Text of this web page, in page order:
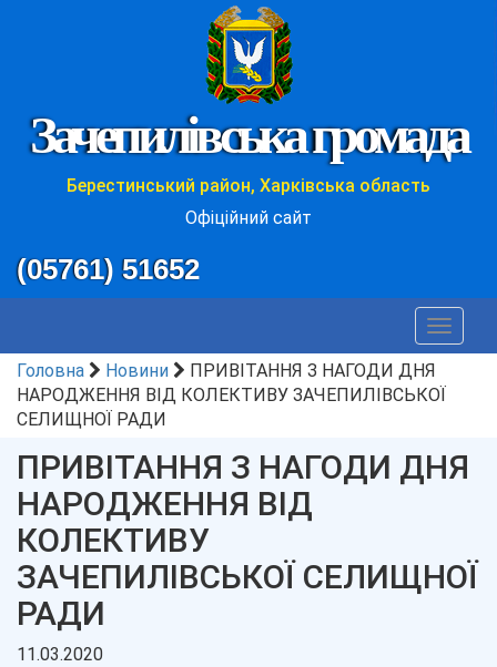
Зачепилівська громада
Берестинський район, Харківська область
Офіційний сайт
(05761) 51652
Toggle
Головна
Новини
ПРИВІТАННЯ З НАГОДИ ДНЯ
НАРОДЖЕННЯ ВІД КОЛЕКТИВУ ЗАЧЕПИЛІВСЬКОЇ
СЕЛИЩНОЇ РАДИ
ПРИВІТАННЯ З НАГОДИ ДНЯ
НАРОДЖЕННЯ ВІД
КОЛЕКТИВУ
ЗАЧЕПИЛІВСЬКОЇ СЕЛИЩНОЇ
РАДИ
11.03.2020